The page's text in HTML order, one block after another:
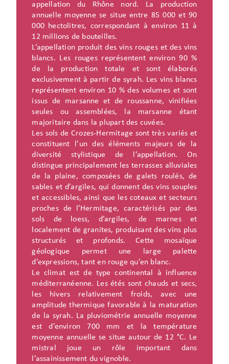
appellation du Rhône nord. La production
annuelle moyenne se situe entre 85 000 et 90
000 hectolitres, correspondant à environ 11 à
12 millions de bouteilles.
L’appellation produit des vins rouges et des vins
blancs. Les rouges représentent environ 90 %
de la production totale et sont élaborés
exclusivement à partir de syrah. Les vins blancs
représentent environ 10 % des volumes et sont
issus de marsanne et de roussanne, vinifiées
seules ou assemblées, la marsanne étant
majoritaire dans la plupart des cuvées.
Les sols de Crozes-Hermitage sont très variés et
constituent l’un des éléments majeurs de la
diversité stylistique de l’appellation. On
distingue principalement les terrasses alluviales
de la plaine, composées de galets roulés, de
sables et d’argiles, qui donnent des vins souples
et accessibles, ainsi que les coteaux et secteurs
proches de l’Hermitage, caractérisés par des
sols de loess, d’argiles, de marnes et
localement de granites, produisant des vins plus
structurés et profonds. Cette mosaïque
géologique permet une large palette
d’expressions, tant en rouge qu’en blanc.
Le climat est de type continental à influence
méditerranéenne. Les étés sont chauds et secs,
les hivers relativement froids, avec une
amplitude thermique favorable à la maturation
de la syrah. La pluviométrie annuelle moyenne
est d’environ 700 mm et la température
moyenne annuelle se situe autour de 12 °C. Le
mistral joue un rôle important dans
l’assainissement du vignoble.